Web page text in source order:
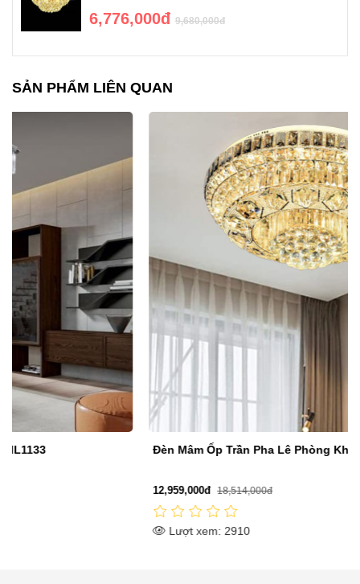
6,776,000đ 9,680,000đ
SẢN PHẨM LIÊN QUAN
Đèn Mâm Ốp Trần Pha Lê Phòng Khách VA-MPL6845/950